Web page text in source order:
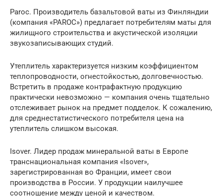
Paroc. Производитель базальтовой ваты из Финляндии
(компания «PAROC») предлагает потребителям маты для
жилищного строительства и акустической изоляции
звукозаписывающих студий.
Утеплитель характеризуется низким коэффициентом
теплопроводности, огнестойкостью, долговечностью.
Встретить в продаже контрафактную продукцию
практически невозможно — компания очень тщательно
отслеживает рынок на предмет подделок. К сожалению,
для среднестатистического потребителя цена на
утеплитель слишком высокая.
Isover. Лидер продаж минеральной ваты в Европе
транснациональная компания «Isover»,
зарегистрированная во Франции, имеет свои
производства в России. У продукции наилучшее
соотношение между ценой и качеством.